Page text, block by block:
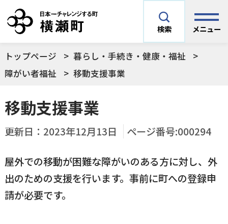
検索 メニュー
サイト内検索
メニューを閉じる
安全安心情報
できごとや場面から探す
結婚・妊娠／出産
育児／子育て
手続きから探す
住民票 町税
よく利用されているコンテンツ
暮らし・手続き・
トップページ
暮らし・手続き・健康・福祉
障がい者福祉
移動支援事業
移動支援事業
更新日： 2023年12月13日 ページ番号:000294
屋外での移動が困難な障がいのある方に対し、外
出のための支援を行います。事前に町への登録申
請が必要です。